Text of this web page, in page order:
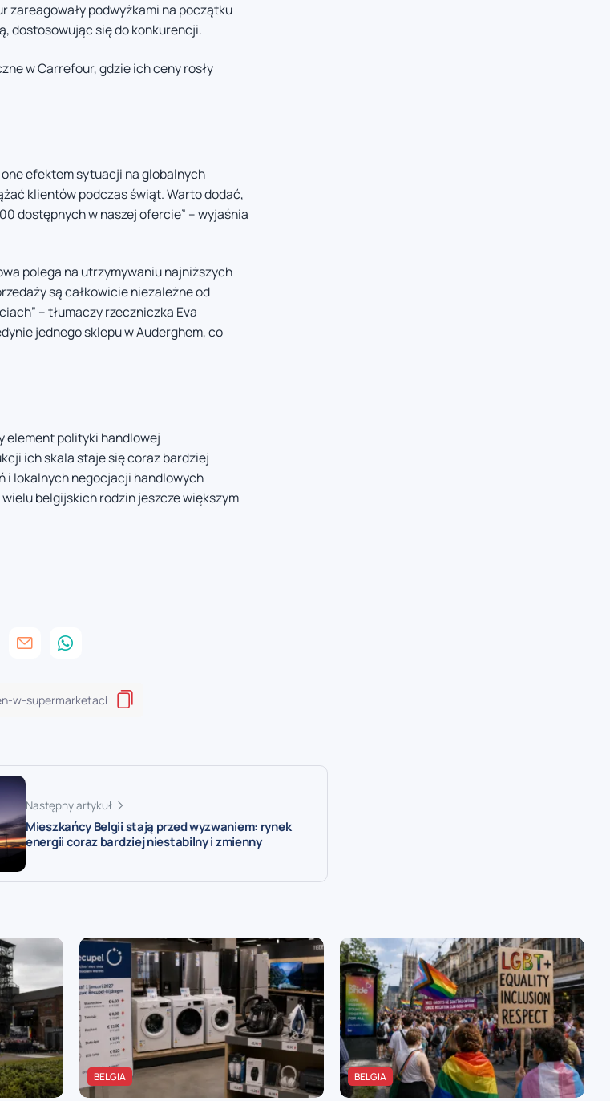
zareagowały podwyżkami na początku
dostosowując się do konkurencji.
w Carrefour, gdzie ich ceny rosły
efektem sytuacji na globalnych
klientów podczas świąt. Warto dodać,
dostępnych w naszej ofercie” – wyjaśnia
polega na utrzymywaniu najniższych
są całkowicie niezależne od
– tłumaczy rzeczniczka Eva
jednego sklepu w Auderghem, co
element polityki handlowej
ich skala staje się coraz bardziej
i lokalnych negocjacji handlowych
belgijskich rodzin jeszcze większym
Następny artykuł
Mieszkańcy Belgii stają przed wyzwaniem: rynek
energii coraz bardziej niestabilny i zmienny
BELGIA BELGIA